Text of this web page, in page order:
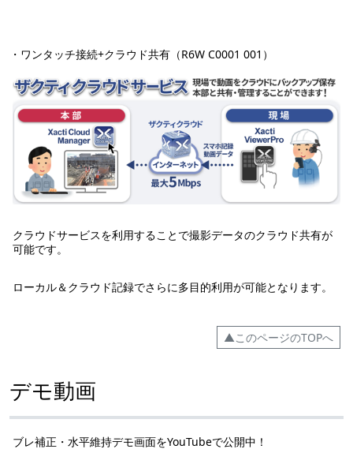
・ワンタッチ接続+クラウド共有（R6W C0001 001）
クラウドサービスを利用することで撮影データのクラウド共有が
可能です。
ローカル＆クラウド記録でさらに多目的利用が可能となります。
▲このページのTOPへ
デモ動画
ブレ補正・水平維持デモ画面をYouTubeで公開中！